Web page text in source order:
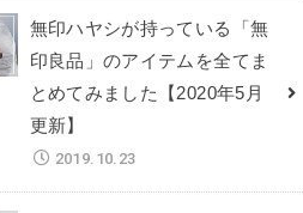
無印ハヤシが持っている「無
印良品」のアイテムを全てま
とめてみました【2020年5月
更新】
2019.10.23